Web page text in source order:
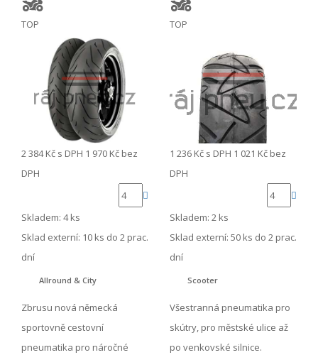
TOP
2 384 Kč s DPH 1 970 Kč bez
DPH
Skladem: 4 ks
Sklad externí: 10 ks do 2 prac.
dní
Allround & City
Zbrusu nová německá
sportovně cestovní
pneumatika pro náročné
TOP
1 236 Kč s DPH 1 021 Kč bez
DPH
Skladem: 2 ks
Sklad externí: 50 ks do 2 prac.
dní
Scooter
Všestranná pneumatika pro
skútry, pro městské ulice až
po venkovské silnice.